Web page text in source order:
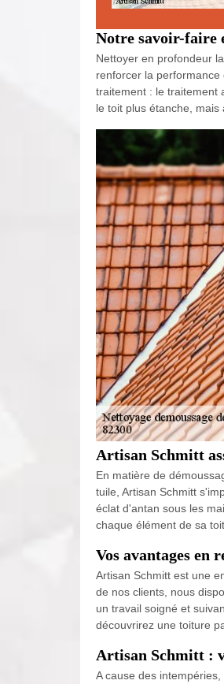
Notre savoir-faire
Nettoyer en profondeur
renforcer la performance
traitement : le traitement
le toit plus étanche, mais
Artisan Schmitt
En matière de
tuile, Artisan Schmitt
éclat d'antan sous les
chaque élément de sa
Vos avantages en
Artisan Schmitt est une
de nos clients, nous
un travail soigné et
découvrirez une toiture
Artisan Schmitt :
A cause des